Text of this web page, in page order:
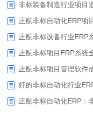
非标装备制造行业项目
正航非标自动化ERP项
正航非标设备行业ERP
正航非标项目ERP系统
正航非标项目管理软件
好的非标自动化行业
正航非标自动化ERP：